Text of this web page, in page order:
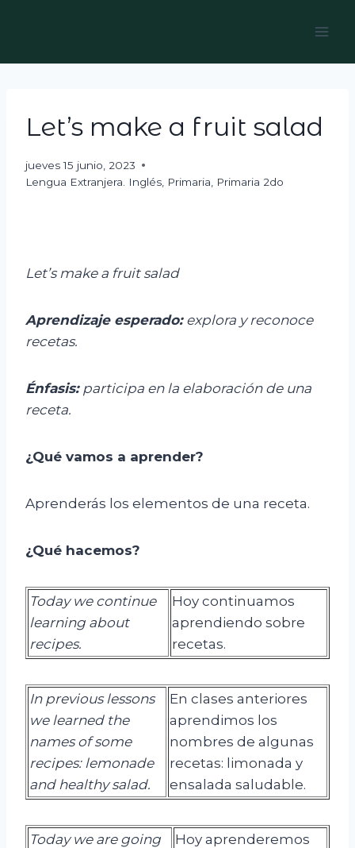
Let’s make a fruit salad
jueves 15 junio, 2023
Lengua Extranjera. Inglés Primaria Primaria 2do
Let’s makea fruitsalad
Aprendizaje esperado: explora y reconoce
recetas.
Énfasis: participa en la elaboración de una
receta.
¿Qué vamos a aprender?
Aprenderás los elementos de una receta.
¿Qué hacemos?
Today we continue
learning about
recipes.
Hoy continuamos
aprendiendo sobre
recetas.
In previous lessons
we learned the
names of some
recipes: lemonade
and healthy salad.
En clases anteriores
aprendimos los
nombres de algunas
recetas: limonada y
ensalada saludable.
Today we are going
Hoy aprenderemos